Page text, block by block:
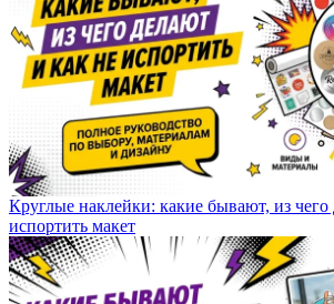
Круглые наклейки: какие бывают, из чего
испортить макет